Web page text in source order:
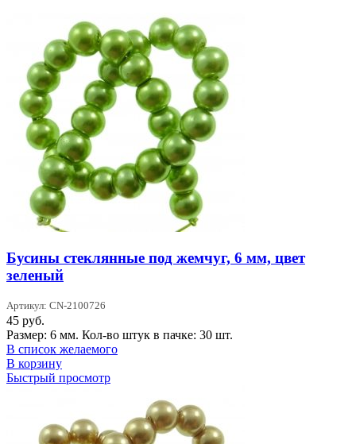
Бусины стеклянные под жемчуг, 6 мм, цвет
зеленый
Артикул: CN-2100726
45 руб.
Размер: 6 мм. Кол-во штук в пачке: 30 шт.
В список желаемого
В корзину
Быстрый просмотр